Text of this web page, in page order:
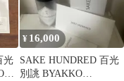
光
¥ 16,000
SAKE HUNDRED 百光
別誂 BYAKKO